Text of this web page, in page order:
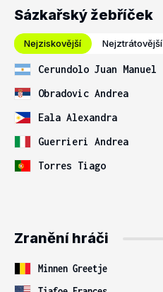
Sázkařský žebříček
Nejziskovější Nejztrátovější
Cerundolo Juan Manuel
Obradovic Andrea
Eala Alexandra
Guerrieri Andrea
Torres Tiago
Zranění hráči
Minnen Greetje